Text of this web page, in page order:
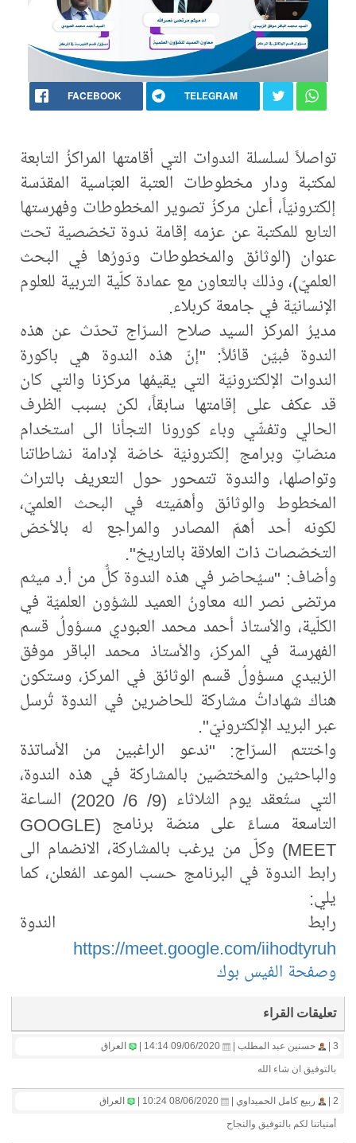
FACEBOOK TELEGRAM
تواصلاً لسلسلة الندوات التي أقامتها المراكزُ التابعة
لمكتبة ودار مخطوطات العتبة العبّاسية المقدّسة
إلكترونيّاً، أعلن مركزُ تصوير المخطوطات وفهرستها
التابع للمكتبة عن عزمه إقامة ندوة تخصّصية تحت
عنوان (الوثائق والمخطوطات ودَورُها في البحث
العلميّ)، وذلك بالتعاون مع عمادة كلّية التربية للعلوم
الإنسانيّة في جامعة كربلاء.
مديرُ المركز السيد صلاح السرّاج تحدّث عن هذه
الندوة فبيّن قائلاً: "إنّ هذه الندوة هي باكورة
الندوات الإلكترونيّة التي يقيمُها مركزنا والتي كان
قد عكف على إقامتها سابقاً، لكن بسبب الظرف
الحالي وتفشّي وباء كورونا التجأنا الى استخدام
منصّاتٍ وبرامج إلكترونيّة خاصّة لإدامة نشاطاتنا
وتواصلها، والندوة تتمحور حول التعريف بالتراث
المخطوط والوثائق وأهمّيته في البحث العلميّ،
لكونه أحد أهمّ المصادر والمراجع له بالأخصّ
التخصّصات ذات العلاقة بالتاريخ".
وأضاف: "سيُحاضر في هذه الندوة كلٌّ من أ.د ميثم
مرتضى نصر الله معاونُ العميد للشؤون العلميّة في
الكلّية، والأستاذ أحمد محمد العبودي مسؤولُ قسم
الفهرسة في المركز، والأستاذ محمد الباقر موفق
الزبيدي مسؤولُ قسم الوثائق في المركز، وستكون
هناك شهاداتُ مشاركة للحاضرين في الندوة تُرسل
عبر البريد الإلكترونيّ".
واختتم السرّاج: "ندعو الراغبين من الأساتذة
والباحثين والمختصّين بالمشاركة في هذه الندوة،
التي ستُعقد يوم الثلاثاء (9/ 6/ 2020) الساعة
التاسعة مساءً على منصّة برنامج (GOOGLE
MEET) وكلّ من يرغب بالمشاركة، الانضمام الى
رابط الندوة في البرنامج حسب الموعد المُعلن، كما
يلي:
رابط الندوة
https://meet.google.com/iihodtyruh
وصفحة الفيس بوك
تعليقات القراء
3 | حسنين عبد المطلب | العراق
بالتوفيق ان شاء الله
2 | ربيع كامل الحميداوي | العراق
أمنياتنا لكم بالتوفيق والنجاح